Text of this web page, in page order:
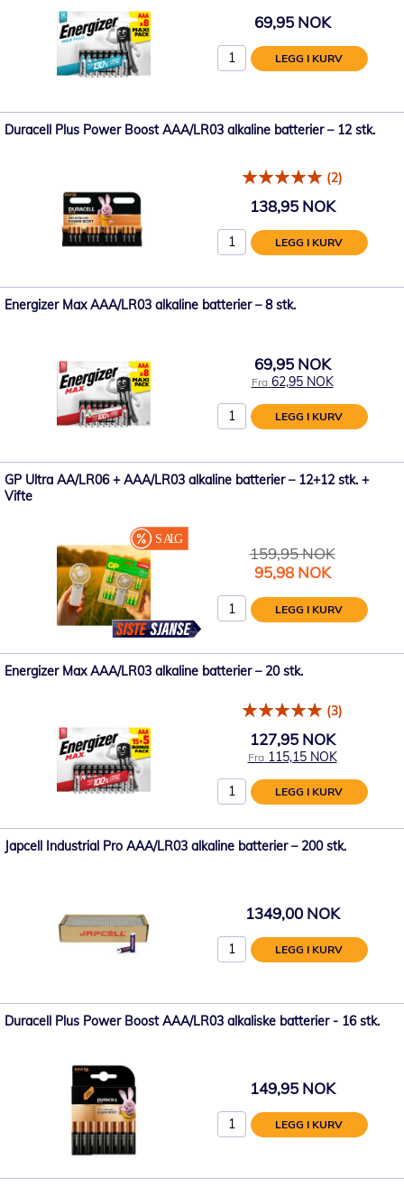
69,95 NOK
LEGG I KURV
Duracell Plus Power Boost AAA/LR03 alkaline batterier – 12 stk.
(2)
138,95 NOK
LEGG I KURV
Energizer Max AAA/LR03 alkaline batterier – 8 stk.
69,95 NOK
Fra 62,95 NOK
LEGG I KURV
GP Ultra AA/LR06 + AAA/LR03 alkaline batterier – 12+12 stk. +
Vifte
159,95 NOK
Spesialpris
95,98 NOK
LEGG I KURV
Energizer Max AAA/LR03 alkaline batterier – 20 stk.
(3)
127,95 NOK
Fra 115,15 NOK
LEGG I KURV
Japcell Industrial Pro AAA/LR03 alkaline batterier – 200 stk.
1349,00 NOK
LEGG I KURV
Duracell Plus Power Boost AAA/LR03 alkaliske batterier - 16 stk.
149,95 NOK
LEGG I KURV